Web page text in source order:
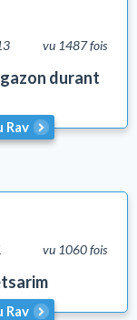
vu 1487 fois
durant
Rav
vu 1060 fois
Rav